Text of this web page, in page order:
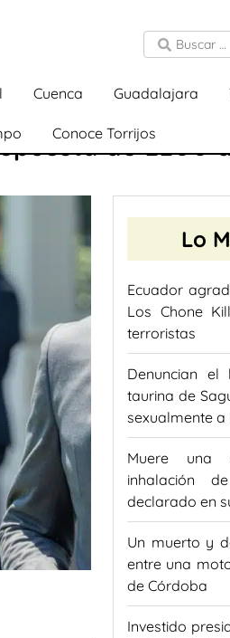
Cuenca Guadalajara
Conoce Torrijos
de EEUU
Lo
Ecuador
Los Chone
terroristas
Denuncian
taurina de
sexualmente a
Muere una
inhalación
declarado en
Un muerto y
entre una
de Córdoba
Investido